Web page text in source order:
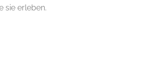
sie erleben.